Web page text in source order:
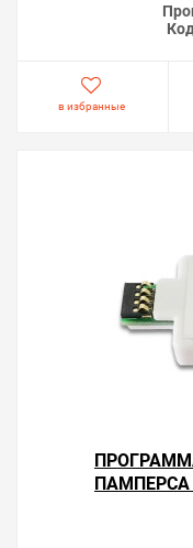
в избранные
ПАМПЕРСА